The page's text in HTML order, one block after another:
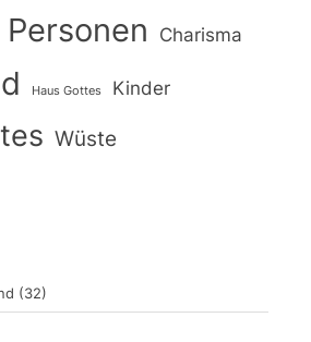
Charisma
Haus Gottes Kinder
Wüste
(32)